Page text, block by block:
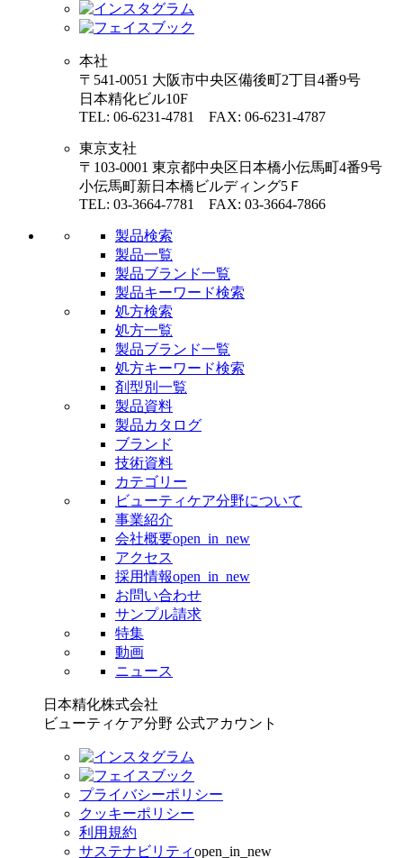
本社
〒541-0051 大阪市中央区備後町2丁目4番9号
日本精化ビル10F
TEL: 06-6231-4781 FAX: 06-6231-4787
東京支社
〒103-0001 東京都中央区日本橋小伝馬町4番9号
小伝馬町新日本橋ビルディング5Ｆ
TEL: 03-3664-7781 FAX: 03-3664-7866
製品検索
製品一覧
製品ブランド一覧
製品キーワード検索
処方検索
処方一覧
製品ブランド一覧
処方キーワード検索
剤型別一覧
製品資料
製品カタログ
ブランド
技術資料
カテゴリー
ビューティケア分野について
事業紹介
会社概要open_in_new
アクセス
採用情報open_in_new
お問い合わせ
サンプル請求
特集
動画
ニュース
日本精化株式会社
ビューティケア分野 公式アカウント
プライバシーポリシー
クッキーポリシー
利用規約
サステナビリティopen_in_new